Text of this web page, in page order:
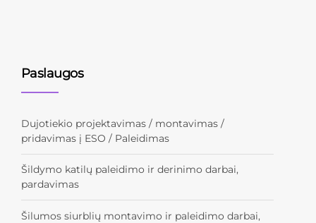
Paslaugos
Dujotiekio projektavimas / montavimas /
pridavimas į ESO / Paleidimas
Šildymo katilų paleidimo ir derinimo darbai,
pardavimas
Šilumos siurblių montavimo ir paleidimo darbai,